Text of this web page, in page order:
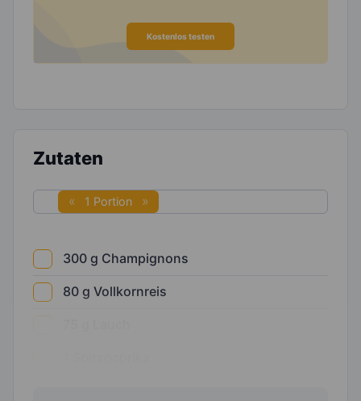
Kostenlos testen
Zutaten
1 Portion
300 g Champignons
80 g Vollkornreis